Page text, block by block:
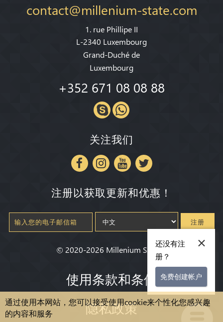
通过使用本网站，您可以接受使用cookie来个性化您感兴趣
的内容和服务
contact@millenium-state.com
1. rue Phillipe II
L-2340 Luxembourg
Grand-Duché de
Luxembourg
+352 671 08 08 88
关注我们
注册以获取更新和优惠！
注册
© 2020-2026 Millenium State®
使用条款和条件
隐私政策
×
还没有注
册？
免费创建帐户